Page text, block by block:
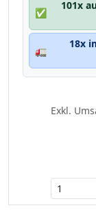
✅
101x
🚛
18x
Exkl.